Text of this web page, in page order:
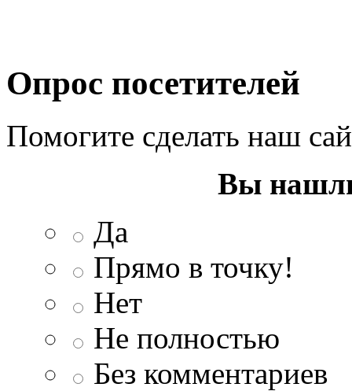
Опрос посетителей
Помогите сделать наш
Вы
Да
Прямо в точку!
Нет
Не полностью
Без комментариев